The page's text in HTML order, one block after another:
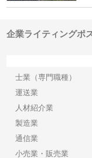
企業ライティングポ
士業（専門職種）
運送業
人材紹介業
製造業
通信業
小売業・販売業